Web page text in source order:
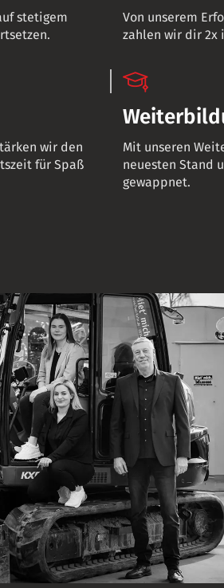
stetigem
Von unserem
zahlen wir dir 2x
wir den
für Spaß
Mit unseren
neuesten Stand
gewappnet.